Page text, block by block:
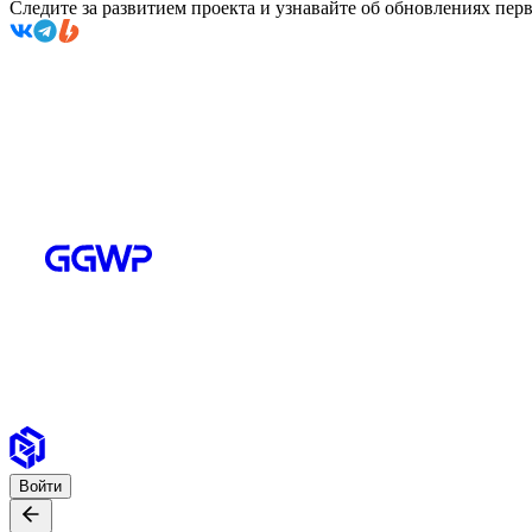
Следите за развитием проекта и узнавайте об обновлениях
Войти